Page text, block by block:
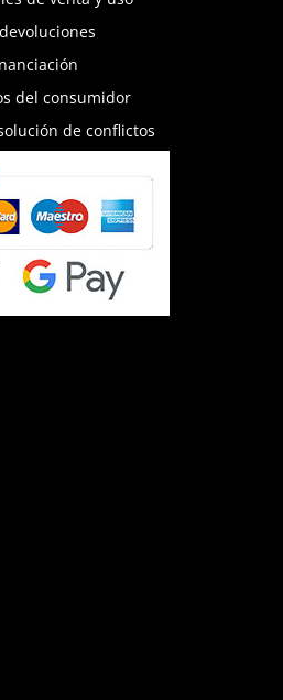
del consumidor
de conflictos